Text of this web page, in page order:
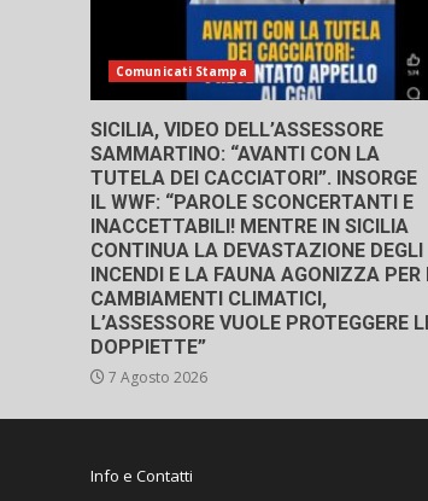
Comunicati Stampa
SICILIA, VIDEO DELL’ASSESSORE
SAMMARTINO: “AVANTI CON LA
TUTELA DEI CACCIATORI”. INSORGE
IL WWF: “PAROLE SCONCERTANTI E
INACCETTABILI! MENTRE IN SICILIA
CONTINUA LA DEVASTAZIONE DEGLI
INCENDI E LA FAUNA AGONIZZA PER
CAMBIAMENTI CLIMATICI,
L’ASSESSORE VUOLE PROTEGGERE
DOPPIETTE”
7 Agosto 2026
Info e Contatti